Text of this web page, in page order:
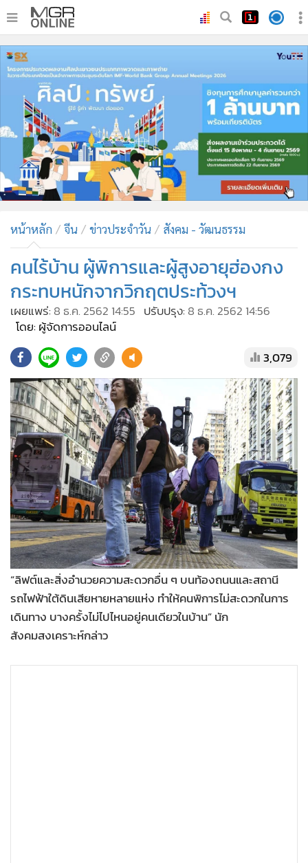
• หน้าหลัก
• ทันเหตุการณ์
ภาคใต้
ภูมิภาค
• Online Section
บันเทิง
• ผู้จัดการรายวัน
• คอลัมนิสต์
ละคร
• CbizReview
• Cyber BIZ
• ผู้จัดกวน
• Good health & Well-being
Green Innovation & SD
• Management & HR
MGR Live
• Infographic
• การเมือง
• ท่องเที่ยว
• กีฬา
• ต่างประเทศ
• Special Scoop
• เศรษฐกิจ-ธุรกิจ
• จีน
• ชุมชน-คุณภาพชีวิต
• อาชญากรรม
• Motoring
•
• SMEs
หน้าหลัก จีน ข่าวประจำวัน สังคม - วัฒนธรรม
คนไร้บ้าน ผู้พิการและผู้สูงอายุฮ่องกง
กระทบหนักจากวิกฤตประท้วงฯ
เผยแพร่: 8 ธ.ค. 2562 14:55 ปรับปรุง: 8 ธ.ค. 2562 14:56
โดย: ผู้จัดการออนไลน์
3,079
“ลิฟต์และสิ่งอำนวยความสะดวกอื่น ๆ บนท้องถนนและสถานี
รถไฟฟ้าใต้ดินเสียหายหลายแห่ง ทำให้คนพิการไม่สะดวกในการ
เดินทาง บางครั้งไม่ไปไหนอยู่คนเดียวในบ้าน” นัก
สังคมสงเคราะห์กล่าว